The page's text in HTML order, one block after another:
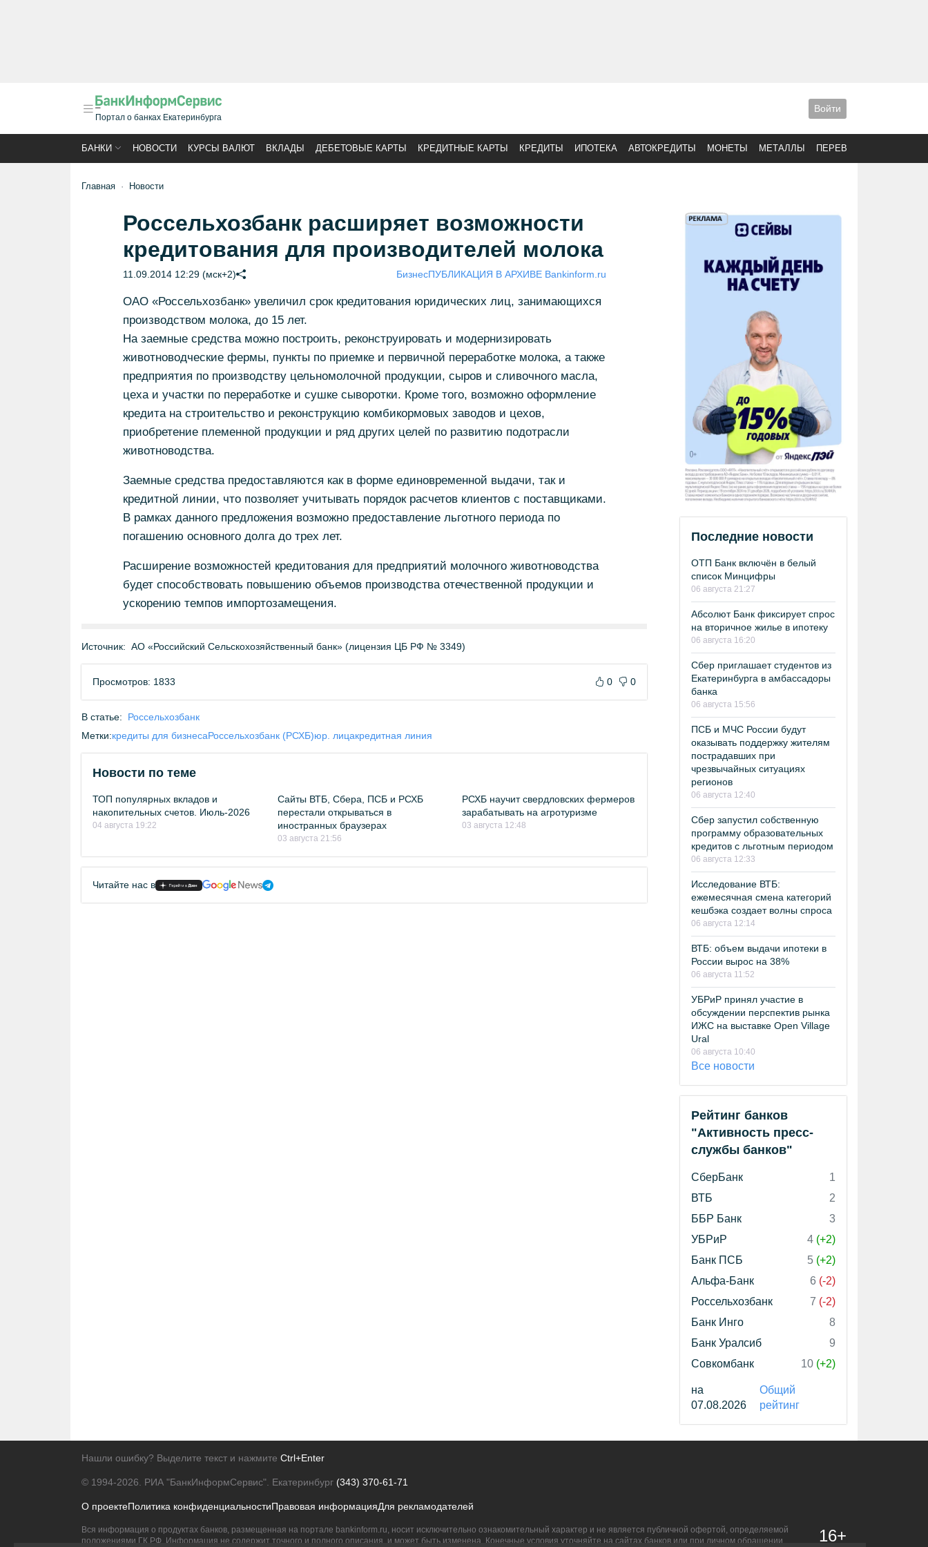
Портал о банках Екатеринбурга
Войти
БАНКИ НОВОСТИ КУРСЫ ВАЛЮТ ВКЛАДЫ ДЕБЕТОВЫЕ КАРТЫ КРЕДИТНЫЕ КАРТЫ КРЕДИТЫ ИПОТЕКА АВТОКРЕДИТЫ МОНЕТЫ МЕТАЛЛЫ ПЕРЕВОДЫ
Главная Новости
Россельхозбанк расширяет возможности
кредитования для производителей молока
11.09.2014 12:29 (мск+2) БизнесПУБЛИКАЦИЯ В АРХИВЕ Bankinform.ru
ОАО «Россельхозбанк» увеличил срок кредитования юридических лиц, занимающихся
производством молока, до 15 лет.
На заемные средства можно построить, реконструировать и модернизировать
животноводческие фермы, пункты по приемке и первичной переработке молока, а также
предприятия по производству цельномолочной продукции, сыров и сливочного масла,
цеха и участки по переработке и сушке сыворотки. Кроме того, возможно оформление
кредита на строительство и реконструкцию комбикормовых заводов и цехов,
приобретение племенной продукции и ряд других целей по развитию подотрасли
животноводства.
Заемные средства предоставляются как в форме единовременной выдачи, так и
кредитной линии, что позволяет учитывать порядок расчетов клиентов с поставщиками.
В рамках данного предложения возможно предоставление льготного периода по
погашению основного долга до трех лет.
Расширение возможностей кредитования для предприятий молочного животноводства
будет способствовать повышению объемов производства отечественной продукции и
ускорению темпов импортозамещения.
Источник: АО «Российский Сельскохозяйственный банк» (лицензия ЦБ РФ № 3349)
Просмотров: 1833 0 0
В статье:
Россельхозбанк
Метки:кредиты для бизнесаРоссельхозбанк (РСХБ)юр. лицакредитная линия
Новости по теме
ТОП популярных вкладов и
накопительных счетов. Июль-2026
04 августа 19:22
Сайты ВТБ, Сбера, ПСБ и РСХБ
перестали открываться в
иностранных браузерах
03 августа 21:56
РСХБ научит свердловских фермеров
зарабатывать на агротуризме
03 августа 12:48
Читайте нас в
Последние новости
ОТП Банк включён в белый
список Минцифры
06 августа 21:27
Абсолют Банк фиксирует спрос
на вторичное жилье в ипотеку
06 августа 16:20
Сбер приглашает студентов из
Екатеринбурга в амбассадоры
банка
06 августа 15:56
ПСБ и МЧС России будут
оказывать поддержку жителям
пострадавших при
чрезвычайных ситуациях
регионов
06 августа 12:40
Сбер запустил собственную
программу образовательных
кредитов с льготным периодом
06 августа 12:33
Исследование ВТБ:
ежемесячная смена категорий
кешбэка создает волны спроса
06 августа 12:14
ВТБ: объем выдачи ипотеки в
России вырос на 38%
06 августа 11:52
УБРиР принял участие в
обсуждении перспектив рынка
ИЖС на выставке Open Village
Ural
06 августа 10:40
Все новости
Рейтинг банков
"Активность пресс-
службы банков"
СберБанк
1
ВТБ
2
ББР Банк
3
УБРиР
4 (+2)
Банк ПСБ
5 (+2)
Альфа-Банк
6 (-2)
Россельхозбанк
7 (-2)
Банк Инго
8
Банк Уралсиб
9
Совкомбанк
10 (+2)
на
07.08.2026
Общий
рейтинг
Нашли ошибку? Выделите текст и нажмите Ctrl+Enter
© 1994-2026. РИА "БанкИнформСервис". Екатеринбург (343) 370-61-71
О проектеПолитика конфиденциальностиПравовая информацияДля рекламодателей
Вся информация о продуктах банков, размещенная на портале bankinform.ru, носит исключительно ознакомительный характер и не является публичной офертой, определяемой
положениями ГК РФ. Информация не содержит точного и полного описания, и может быть изменена. Конечные условия уточняйте на сайтах банков или при личном обращении.
16+